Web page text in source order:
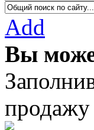
Add
Вы
продажу